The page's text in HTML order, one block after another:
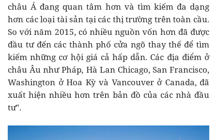
châu Á đang quan tâm hơn và tìm kiếm đa dạng
hơn các loại tài sản tại các thị trường trên toàn cầu.
So với năm 2015, có nhiều nguồn vốn hơn đã được
đầu tư đến các thành phố cửa ngõ thay thế để tìm
kiếm những cơ hội giá cả hấp dẫn. Các địa điểm ở
châu Âu như Pháp, Hà Lan Chicago, San Francisco,
Washington ở Hoa Kỳ và Vancouver ở Canada, đã
xuất hiện nhiều hơn trên bản đồ của các nhà đầu
tư".